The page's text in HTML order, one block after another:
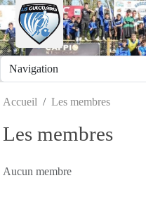
Accueil Les membres
Les membres
Aucun membre
Panneau de gestion des cookies